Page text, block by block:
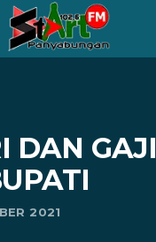
DAN GAJI
2021